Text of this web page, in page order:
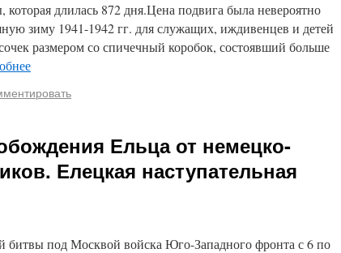
длилась 872 дня.Цена подвига была невероятно
зиму 1941-1942 гг. для служащих, иждивенцев и детей
размером со спичечный коробок, состоявший больше
Ельца от немецко-
Елецкая наступательная
битвы под Москвой войска Юго-Западного фронта с 6 по